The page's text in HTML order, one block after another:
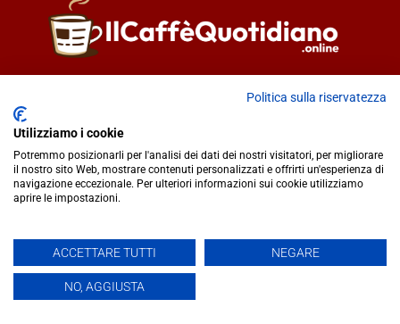
redazione@ilcaffequotidiano.online
C.F. 92076900858
Chi siamo
Privacy & Cookie Policy
IlCaffèQuotidiano.online è una testata giornalistica registrata
presso il Tribunale di Caltanissetta n.02/2024 del 17/07/2024 |
Realizzato da
Politica sulla riservatezza
Utilizziamo i cookie
Potremmo posizionarli per l'analisi dei dati dei nostri visitatori, per migliorare
il nostro sito Web, mostrare contenuti personalizzati e offrirti un'esperienza di
navigazione eccezionale. Per ulteriori informazioni sui cookie utilizziamo
aprire le impostazioni.
ACCETTARE TUTTI NEGARE
NO, AGGIUSTA